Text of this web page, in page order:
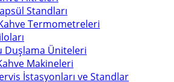
Standları
Termometreleri
Duşlama Üniteleri
Makineleri
İstasyonları ve Standlar